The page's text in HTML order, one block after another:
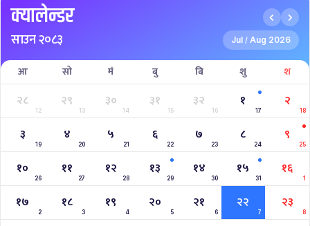
क्यालेन्डर
साउन २०८३ Jul / Aug 2026
आ सो मं बु बि शु श
२८
12
२९
13
३०
14
३१
15
३२
16
१
17
२
18
३
19
४
20
५
21
६
22
७
23
८
24
९
25
१०
26
११
27
१२
28
१३
29
१४
30
१५
31
१६
1
१७
2
१८
3
१९
4
२०
5
२१
6
२२
7
२३
8